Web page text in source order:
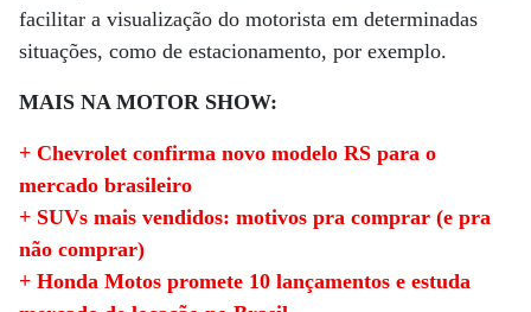
facilitar a visualização do motorista em determinadas
situações, como de estacionamento, por exemplo.
MAIS NA MOTOR SHOW:
+ Chevrolet confirma novo modelo RS para o
mercado brasileiro
+ SUVs mais vendidos: motivos pra comprar (e pra
não comprar)
+ Honda Motos promete 10 lançamentos e estuda